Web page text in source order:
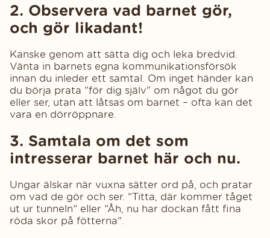
2. Observera vad barnet gör,
och gör likadant!
Kanske genom att sätta dig och leka bredvid.
Vänta in barnets egna kommunikationsförsök
innan du inleder ett samtal. Om inget händer kan
du börja prata "för dig själv" om något du gör
eller ser, utan att låtsas om barnet – ofta kan det
vara en dörröppnare.
3. Samtala om det som
intresserar barnet här och nu.
Ungar älskar när vuxna sätter ord på, och pratar
om vad de gör och ser. ”Titta, där kommer tåget
ut ur tunneln” eller ”Åh, nu har dockan fått fina
röda skor på fötterna”.